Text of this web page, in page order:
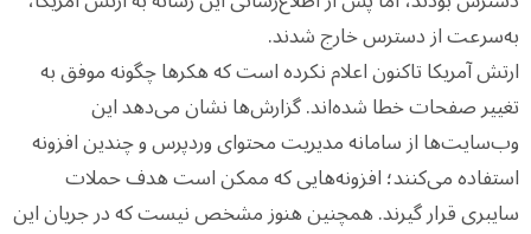
به‌سرعت از دسترس خارج شدند.
ارتش آمریکا تاکنون اعلام نکرده است که هکرها چگونه موفق به
تغییر صفحات خطا شده‌اند. گزارش‌ها نشان می‌دهد این
وب‌سایت‌ها از سامانه مدیریت محتوای وردپرس و چندین افزونه
استفاده می‌کنند؛ افزونه‌هایی که ممکن است هدف حملات
سایبری قرار گیرند. همچنین هنوز مشخص نیست که در جریان این